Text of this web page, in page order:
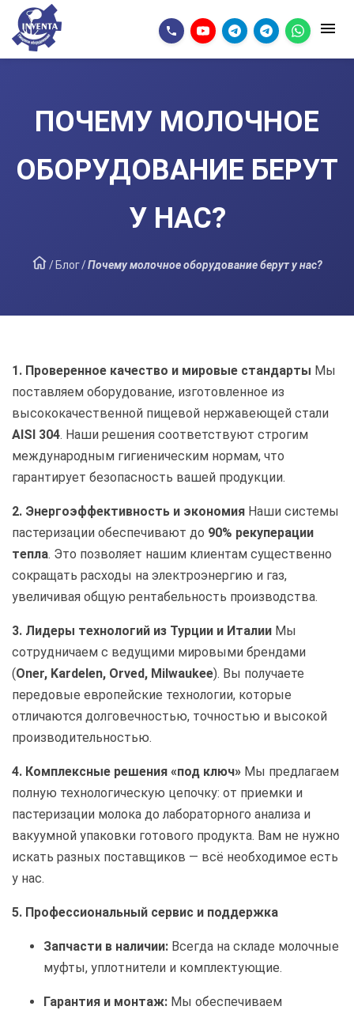
ПОЧЕМУ МОЛОЧНОЕ
ОБОРУДОВАНИЕ БЕРУТ
У НАС?
/ Блог/Почему молочное оборудование берут у нас?
1. Проверенное качество и мировые стандарты Мы
поставляем оборудование, изготовленное из
высококачественной пищевой нержавеющей стали
AISI 304. Наши решения соответствуют строгим
международным гигиеническим нормам, что
гарантирует безопасность вашей продукции.
2. Энергоэффективность и экономия Наши системы
пастеризации обеспечивают до 90% рекуперации
тепла. Это позволяет нашим клиентам существенно
сокращать расходы на электроэнергию и газ,
увеличивая общую рентабельность производства.
3. Лидеры технологий из Турции и Италии Мы
сотрудничаем с ведущими мировыми брендами
(Oner, Kardelen, Orved, Milwaukee). Вы получаете
передовые европейские технологии, которые
отличаются долговечностью, точностью и высокой
производительностью.
4. Комплексные решения «под ключ» Мы предлагаем
полную технологическую цепочку: от приемки и
пастеризации молока до лабораторного анализа и
вакуумной упаковки готового продукта. Вам не нужно
искать разных поставщиков — всё необходимое есть
у нас.
5. Профессиональный сервис и поддержка
Запчасти в наличии: Всегда на складе молочные
муфты, уплотнители и комплектующие.
Гарантия и монтаж: Мы обеспечиваем